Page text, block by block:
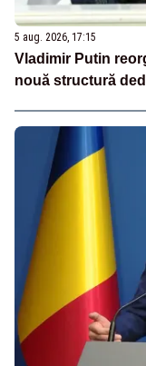
5 aug. 2026, 17:15
Vladimir Putin
nouă structură